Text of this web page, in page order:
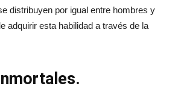
distribuyen por igual entre hombres y
adquirir esta habilidad a través de la